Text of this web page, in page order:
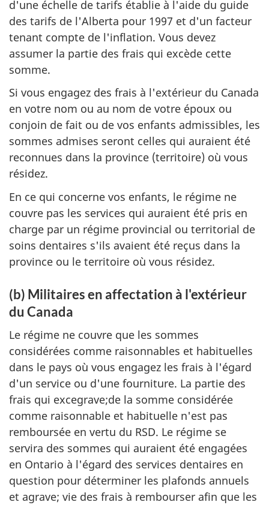
d'une échelle de tarifs établie à l'aide du guide
des tarifs de l'Alberta pour 1997 et d'un facteur
tenant compte de l'inflation. Vous devez
assumer la partie des frais qui excède cette
somme.
Si vous engagez des frais à l'extérieur du Canada
en votre nom ou au nom de votre époux ou
conjoin de fait ou de vos enfants admissibles, les
sommes admises seront celles qui auraient été
reconnues dans la province (territoire) où vous
résidez.
En ce qui concerne vos enfants, le régime ne
couvre pas les services qui auraient été pris en
charge par un régime provincial ou territorial de
soins dentaires s'ils avaient été reçus dans la
province ou le territoire où vous résidez.
(b) Militaires en affectation à l'extérieur
du Canada
Le régime ne couvre que les sommes
considérées comme raisonnables et habituelles
dans le pays où vous engagez les frais à l'égard
d'un service ou d'une fourniture. La partie des
frais qui excegrave;de la somme considérée
comme raisonnable et habituelle n'est pas
remboursée en vertu du RSD. Le régime se
servira des sommes qui auraient été engagées
en Ontario à l'égard des services dentaires en
question pour déterminer les plafonds annuels
et agrave; vie des frais à rembourser afin que les